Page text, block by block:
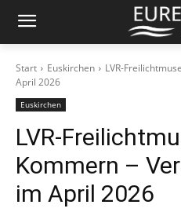
Start Euskirchen
LVR-
April 2026
Euskirchen
LVR-
Kommern –
im April 2026